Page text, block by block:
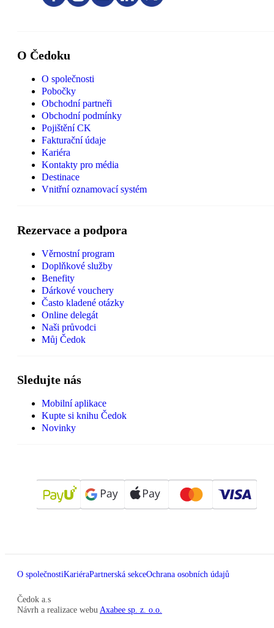
O Čedoku
O společnosti
Pobočky
Obchodní partneři
Obchodní podmínky
Pojištění CK
Fakturační údaje
Kariéra
Kontakty pro média
Destinace
Vnitřní oznamovací systém
Rezervace a podpora
Věrnostní program
Doplňkové služby
Benefity
Dárkové vouchery
Často kladené otázky
Online delegát
Naši průvodci
Můj Čedok
Sledujte nás
Mobilní aplikace
Kupte si knihu Čedok
Novinky
O společnostiKariéraPartnerská sekceOchrana osobních údajů
Čedok a.s
Návrh a realizace webu Axabee sp. z. o.o.